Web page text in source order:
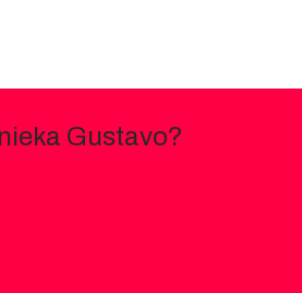
Gustavo?